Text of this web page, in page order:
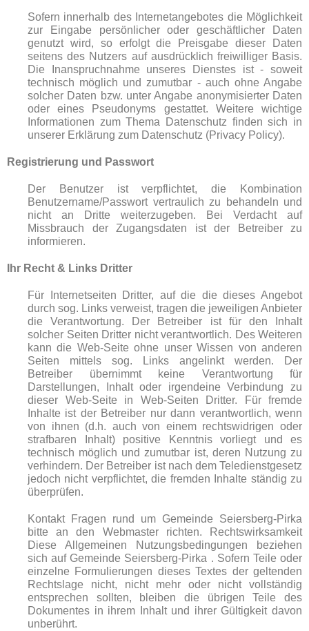
Sofern innerhalb des Internetangebotes die Möglichkeit
zur Eingabe persönlicher oder geschäftlicher Daten
genutzt wird, so erfolgt die Preisgabe dieser Daten
seitens des Nutzers auf ausdrücklich freiwilliger Basis.
Die Inanspruchnahme unseres Dienstes ist - soweit
technisch möglich und zumutbar - auch ohne Angabe
solcher Daten bzw. unter Angabe anonymisierter Daten
oder eines Pseudonyms gestattet. Weitere wichtige
Informationen zum Thema Datenschutz finden sich in
unserer Erklärung zum Datenschutz (Privacy Policy).
Registrierung und Passwort
Der Benutzer ist verpflichtet, die Kombination
Benutzername/Passwort vertraulich zu behandeln und
nicht an Dritte weiterzugeben. Bei Verdacht auf
Missbrauch der Zugangsdaten ist der Betreiber zu
informieren.
Ihr Recht & Links Dritter
Für Internetseiten Dritter, auf die die dieses Angebot
durch sog. Links verweist, tragen die jeweiligen Anbieter
die Verantwortung. Der Betreiber ist für den Inhalt
solcher Seiten Dritter nicht verantwortlich. Des Weiteren
kann die Web-Seite ohne unser Wissen von anderen
Seiten mittels sog. Links angelinkt werden. Der
Betreiber übernimmt keine Verantwortung für
Darstellungen, Inhalt oder irgendeine Verbindung zu
dieser Web-Seite in Web-Seiten Dritter. Für fremde
Inhalte ist der Betreiber nur dann verantwortlich, wenn
von ihnen (d.h. auch von einem rechtswidrigen oder
strafbaren Inhalt) positive Kenntnis vorliegt und es
technisch möglich und zumutbar ist, deren Nutzung zu
verhindern. Der Betreiber ist nach dem Teledienstgesetz
jedoch nicht verpflichtet, die fremden Inhalte ständig zu
überprüfen.
Kontakt Fragen rund um Gemeinde Seiersberg-Pirka
bitte an den Webmaster richten. Rechtswirksamkeit
Diese Allgemeinen Nutzungsbedingungen beziehen
sich auf Gemeinde Seiersberg-Pirka . Sofern Teile oder
einzelne Formulierungen dieses Textes der geltenden
Rechtslage nicht, nicht mehr oder nicht vollständig
entsprechen sollten, bleiben die übrigen Teile des
Dokumentes in ihrem Inhalt und ihrer Gültigkeit davon
unberührt.